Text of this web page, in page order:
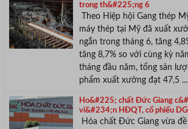
trong th&#225;ng 6
Theo Hiệp hội Gang thép
máy thép tại Mỹ đã xuất
ngắn trong tháng 6, tăng
tăng 8,7% so với cùng kỳ
tháng đầu năm, tổng sản
phẩm xuất xưởng đạt 47,5 ...
Ho&#225; chất Đức Giang
vi&#234;n HĐQT, cổ phiếu
Hóa chất Đức Giang vừa